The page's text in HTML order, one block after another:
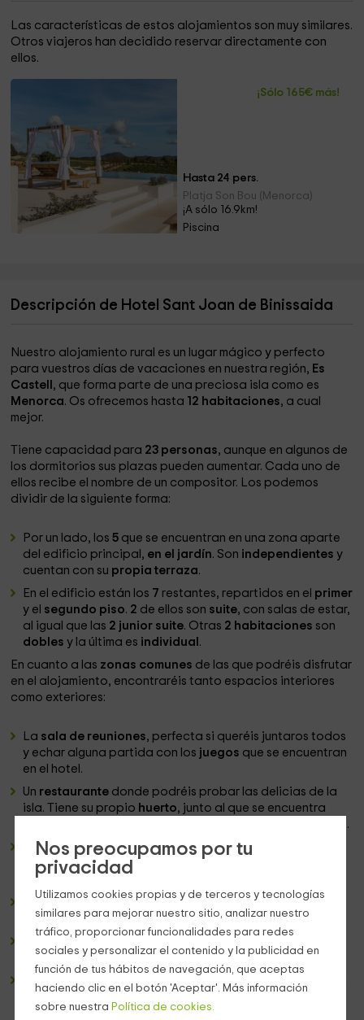
Nos preocupamos por tu
privacidad
Utilizamos cookies propias y de terceros y tecnologías
similares para mejorar nuestro sitio, analizar nuestro
tráfico, proporcionar funcionalidades para redes
sociales y personalizar el contenido y la publicidad en
función de tus hábitos de navegación, que aceptas
haciendo clic en el botón 'Aceptar'. Más información
sobre nuestra Política de cookies.
Las características de estos alojamientos son muy similares.
Otros viajeros han decidido reservar directamente con
ellos.
¡Sólo 165€ más!
Hasta 24 pers.
Platja Son Bou (Menorca)
¡A sólo 16.9km!
Piscina
Descripción de Hotel Sant Joan de Binissaida
Nuestro alojamiento rural es un lugar mágico y perfecto
para vuestros días de vacaciones en nuestra región, Es
Castell , que forma parte de una preciosa isla como es
Menorca. Os ofrecemos hasta 12 habitaciones, a cual
mejor.
Tiene capacidad para 23 personas, aunque en algunos de
los dormitorios sus plazas pueden aumentar. Cada uno de
ellos recibe el nombre de un compositor. Los podemos
dividir de la siguiente forma:
Por un lado, los5 que se encuentran en una zona aparte
del edificio principal, en el jardín. Son independientesy
cuentan con su propia terraza.
En el edificio están los 7 restantes, repartidos en el primer
y el segundo piso. 2 de ellos son suite, con salas de estar,
al igual que las 2 junior suite. Otras 2 habitaciones son
doblesy la última es individual .
En cuanto a las zonas comunes de las que podréis disfrutar
en el alojamiento, encontraréis tanto espacios interiores
como exteriores:
La sala de reuniones, perfecta si queréis juntaros todos
y echar alguna partida con los juegos que se encuentran
en el hotel.
Un restaurante donde podréis probar las delicias de la
isla. Tiene su propio huerto, junto al que se encuentra
, como ovejas y caballos.
Hay un gran espacio para que organicéis vuestros
eventos, bien sean cumpleaños, bodas, o lo que
necesitéis.
inmensos
, con amplias praderas y con
plantas.
Tenéis la estupenda
, con tumbonas al lado y una
zona techada.
Por si esto fuera poco, no dudéis en preguntar en el hotel
, el complemento perfecto
para que podáis relajaros.